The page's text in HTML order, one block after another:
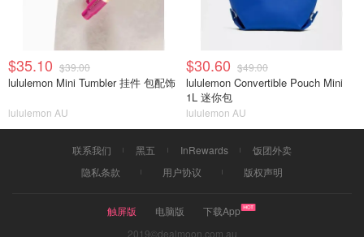
$35.10 $39.00
lululemon Mini Tumbler 挂件 包配饰
lululemon AU
$30.60 $49.00
lululemon Convertible Pouch Mini
1L 迷你包
lululemon AU
联系我们 黑五 InRewards
饭团外卖
隐私条款
用户协议 版权声明
触屏版 电脑版
下载App
2019©dealmoon.com.au